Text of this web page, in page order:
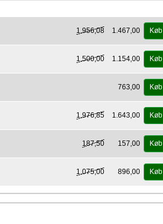
1.956,08 1.467,00 Køb
1.500,00 1.154,00 Køb
763,00 Køb
1.976,85 1.643,00 Køb
187,50 157,00 Køb
1.075,00 896,00 Køb